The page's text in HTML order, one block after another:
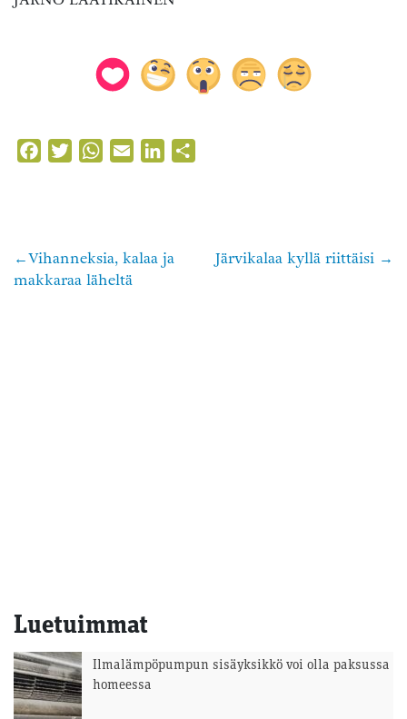
FacebookTwitterWhatsApp
Email LinkedIn
Artikkelien
Vihanneksia, kalaa ja
makkaraa läheltä
Järvikalaa kyllä riittäisi
Luetuimmat
Ilmalämpöpumpun sisäyksikkö voi olla paksussa
homeessa